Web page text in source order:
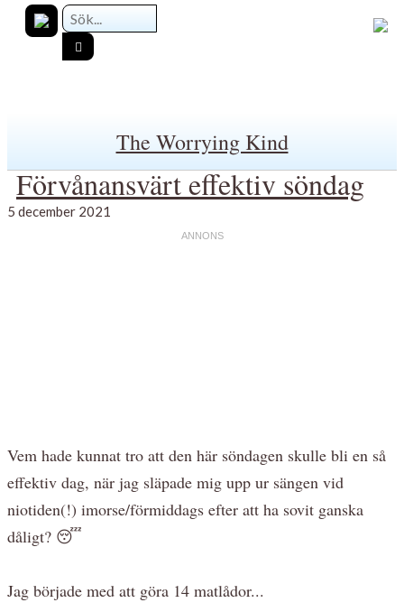
The Worrying Kind
Förvånansvärt effektiv söndag
5 december 2021
Vem hade kunnat tro att den här söndagen skulle bli en så
effektiv dag, när jag släpade mig upp ur sängen vid
niotiden(!) imorse/förmiddags efter att ha sovit ganska
dåligt? 😴
Jag började med att göra 14 matlådor...